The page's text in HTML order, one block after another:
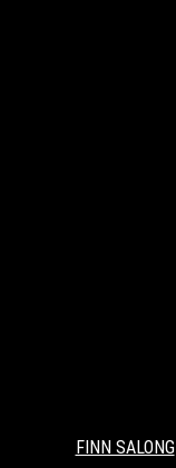
FINN SALONG